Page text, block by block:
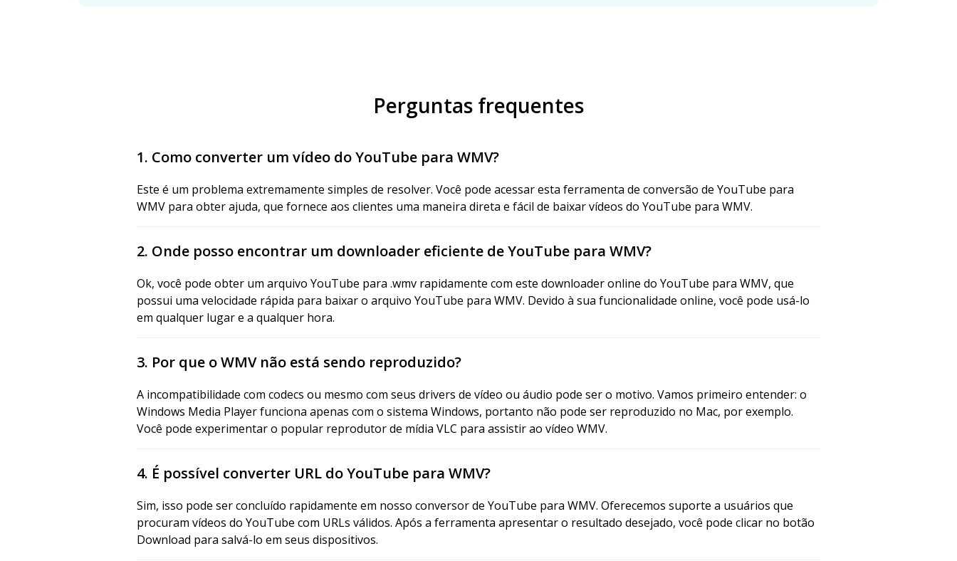
Perguntas frequentes
1. Como converter um vídeo do YouTube para WMV?
Este é um problema extremamente simples de resolver. Você pode acessar esta ferramenta de conversão de YouTube para
WMV para obter ajuda, que fornece aos clientes uma maneira direta e fácil de baixar vídeos do YouTube para WMV.
2. Onde posso encontrar um downloader eficiente de YouTube para WMV?
Ok, você pode obter um arquivo YouTube para .wmv rapidamente com este downloader online do YouTube para WMV, que
possui uma velocidade rápida para baixar o arquivo YouTube para WMV. Devido à sua funcionalidade online, você pode usá-lo
em qualquer lugar e a qualquer hora.
3. Por que o WMV não está sendo reproduzido?
A incompatibilidade com codecs ou mesmo com seus drivers de vídeo ou áudio pode ser o motivo. Vamos primeiro entender: o
Windows Media Player funciona apenas com o sistema Windows, portanto não pode ser reproduzido no Mac, por exemplo.
Você pode experimentar o popular reprodutor de mídia VLC para assistir ao vídeo WMV.
4. É possível converter URL do YouTube para WMV?
Sim, isso pode ser concluído rapidamente em nosso conversor de YouTube para WMV. Oferecemos suporte a usuários que
procuram vídeos do YouTube com URLs válidos. Após a ferramenta apresentar o resultado desejado, você pode clicar no botão
Download para salvá-lo em seus dispositivos.